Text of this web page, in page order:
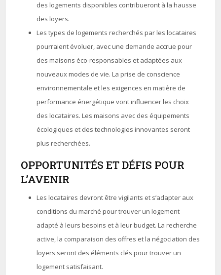
des logements disponibles contribueront à la hausse
des loyers.
Les types de logements recherchés par les locataires
pourraient évoluer, avec une demande accrue pour
des maisons éco-responsables et adaptées aux
nouveaux modes de vie. La prise de conscience
environnementale et les exigences en matière de
performance énergétique vont influencer les choix
des locataires. Les maisons avec des équipements
écologiques et des technologies innovantes seront
plus recherchées.
OPPORTUNITÉS ET DÉFIS POUR
L’AVENIR
Les locataires devront être vigilants et s’adapter aux
conditions du marché pour trouver un logement
adapté à leurs besoins et à leur budget. La recherche
active, la comparaison des offres et la négociation des
loyers seront des éléments clés pour trouver un
logement satisfaisant.